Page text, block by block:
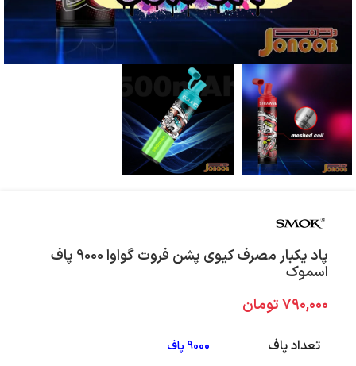
پاد یکبار مصرف کیوی پشن فروت گواوا 9000 پاف
اسموک
۷۹۰,۰۰۰تومان
تعداد پاف 9000 پاف